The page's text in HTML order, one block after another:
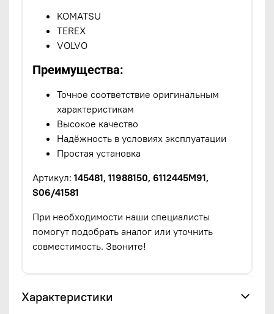
KOMATSU
TEREX
VOLVO
Преимущества:
Точное соответствие оригинальным
характеристикам
Высокое качество
Надёжность в условиях эксплуатации
Простая установка
Артикул: 145481, 11988150, 6112445M91,
S06/41581
При необходимости наши специалисты
помогут подобрать аналог или уточнить
совместимость. Звоните!
Характеристики